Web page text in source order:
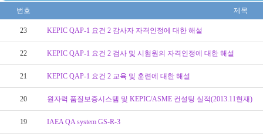
번호 제목
23 KEPIC QAP-1 요건 2 감사자 자격인정에 대한 해설
22 KEPIC QAP-1 요건 2 검사 및 시험원의 자격인정에 대한 해설
21 KEPIC QAP-1 요건 2 교육 및 훈련에 대한 해설
20 원자력 품질보증시스템 및 KEPIC/ASME 컨설팅 실적(2013.11현재)
19 IAEA QA system GS-R-3